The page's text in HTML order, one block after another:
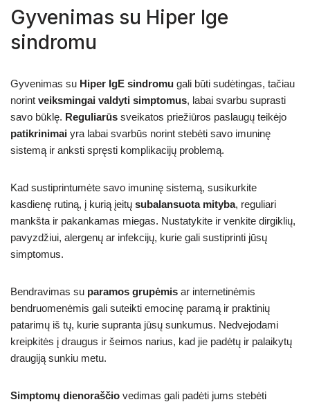
Gyvenimas su Hiper Ige
sindromu
Gyvenimas su Hiper IgE sindromu gali būti sudėtingas, tačiau
norint veiksmingai valdyti simptomus, labai svarbu suprasti
savo būklę. Reguliarūs sveikatos priežiūros paslaugų teikėjo
patikrinimai yra labai svarbūs norint stebėti savo imuninę
sistemą ir anksti spręsti komplikacijų problemą.
Kad sustiprintumėte savo imuninę sistemą, susikurkite
kasdienę rutiną, į kurią įeitų subalansuota mityba, reguliari
mankšta ir pakankamas miegas. Nustatykite ir venkite dirgiklių,
pavyzdžiui, alergenų ar infekcijų, kurie gali sustiprinti jūsų
simptomus.
Bendravimas su paramos grupėmis ar internetinėmis
bendruomenėmis gali suteikti emocinę paramą ir praktinių
patarimų iš tų, kurie supranta jūsų sunkumus. Nedvejodami
kreipkitės į draugus ir šeimos narius, kad jie padėtų ir palaikytų
draugiją sunkiu metu.
Simptomų dienoraščio vedimas gali padėti jums stebėti